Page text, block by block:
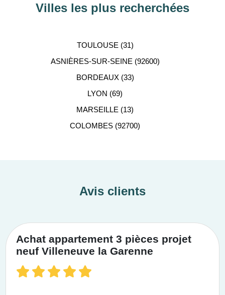
Villes les plus recherchées
TOULOUSE (31)
ASNIÈRES-SUR-SEINE (92600)
BORDEAUX (33)
LYON (69)
MARSEILLE (13)
COLOMBES (92700)
Avis clients
Achat appartement 3 pièces projet
neuf Villeneuve la Garenne